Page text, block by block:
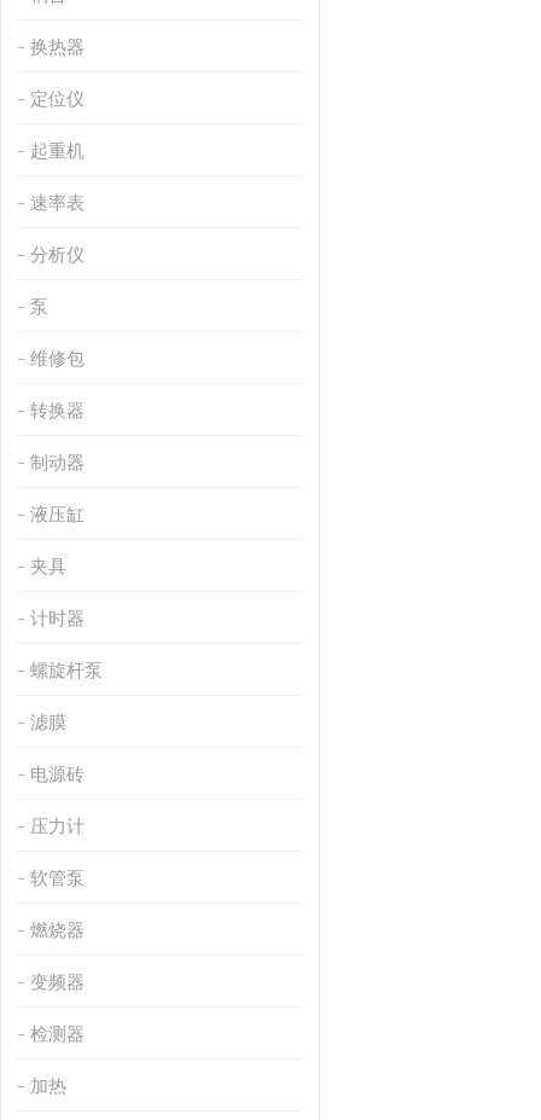
换热器
定位仪
起重机
速率表
分析仪
泵
维修包
转换器
制动器
液压缸
夹具
计时器
螺旋杆泵
滤膜
电源砖
压力计
软管泵
燃烧器
变频器
检测器
加热